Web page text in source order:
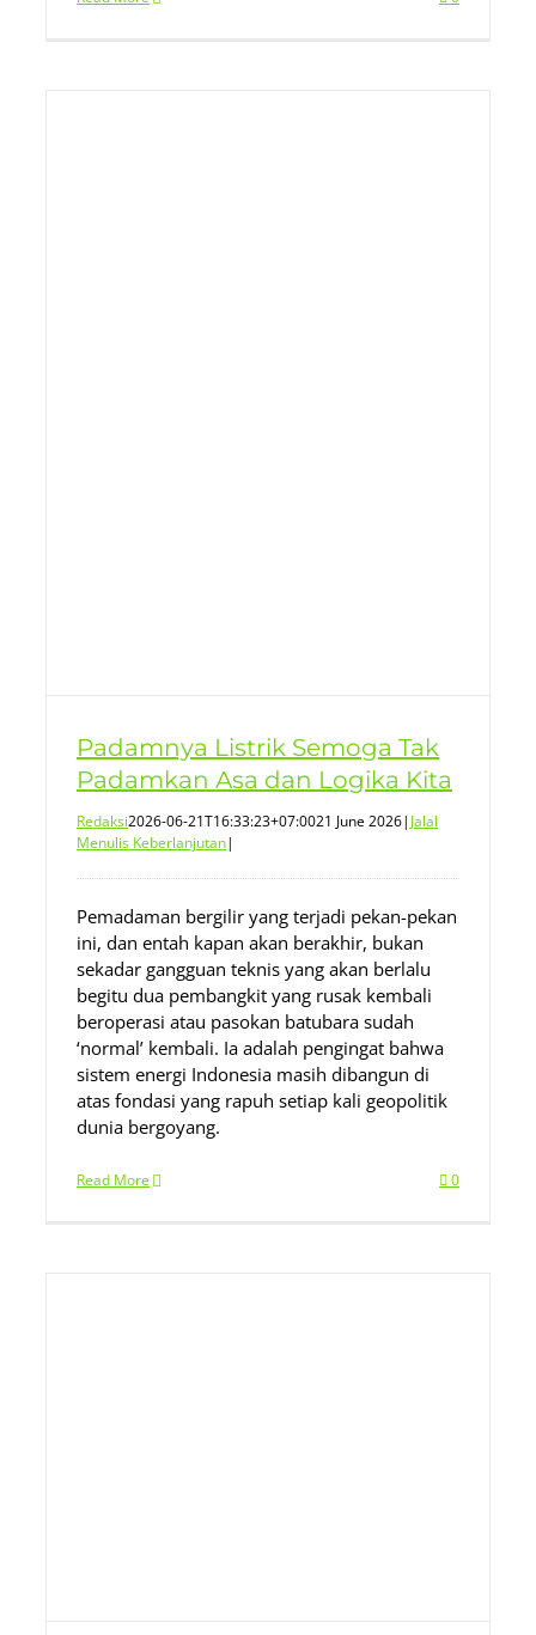
Padamnya Listrik Semoga Tak
Padamkan Asa dan Logika Kita
Redaksi2026-06-21T16:33:23+07:0021 June 2026| Jalal
Menulis Keberlanjutan|
Pemadaman bergilir yang terjadi pekan-pekan
ini, dan entah kapan akan berakhir, bukan
sekadar gangguan teknis yang akan berlalu
begitu dua pembangkit yang rusak kembali
beroperasi atau pasokan batubara sudah
‘normal’ kembali. Ia adalah pengingat bahwa
sistem energi Indonesia masih dibangun di
atas fondasi yang rapuh setiap kali geopolitik
dunia bergoyang.
Read More 0